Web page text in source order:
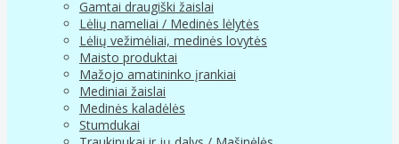
Gamtai draugiški žaislai
Lėlių nameliai / Medinės lėlytės
Lėlių vežimėliai, medinės lovytės
Maisto produktai
Mažojo amatininko įrankiai
Mediniai žaislai
Medinės kaladėlės
Stumdukai